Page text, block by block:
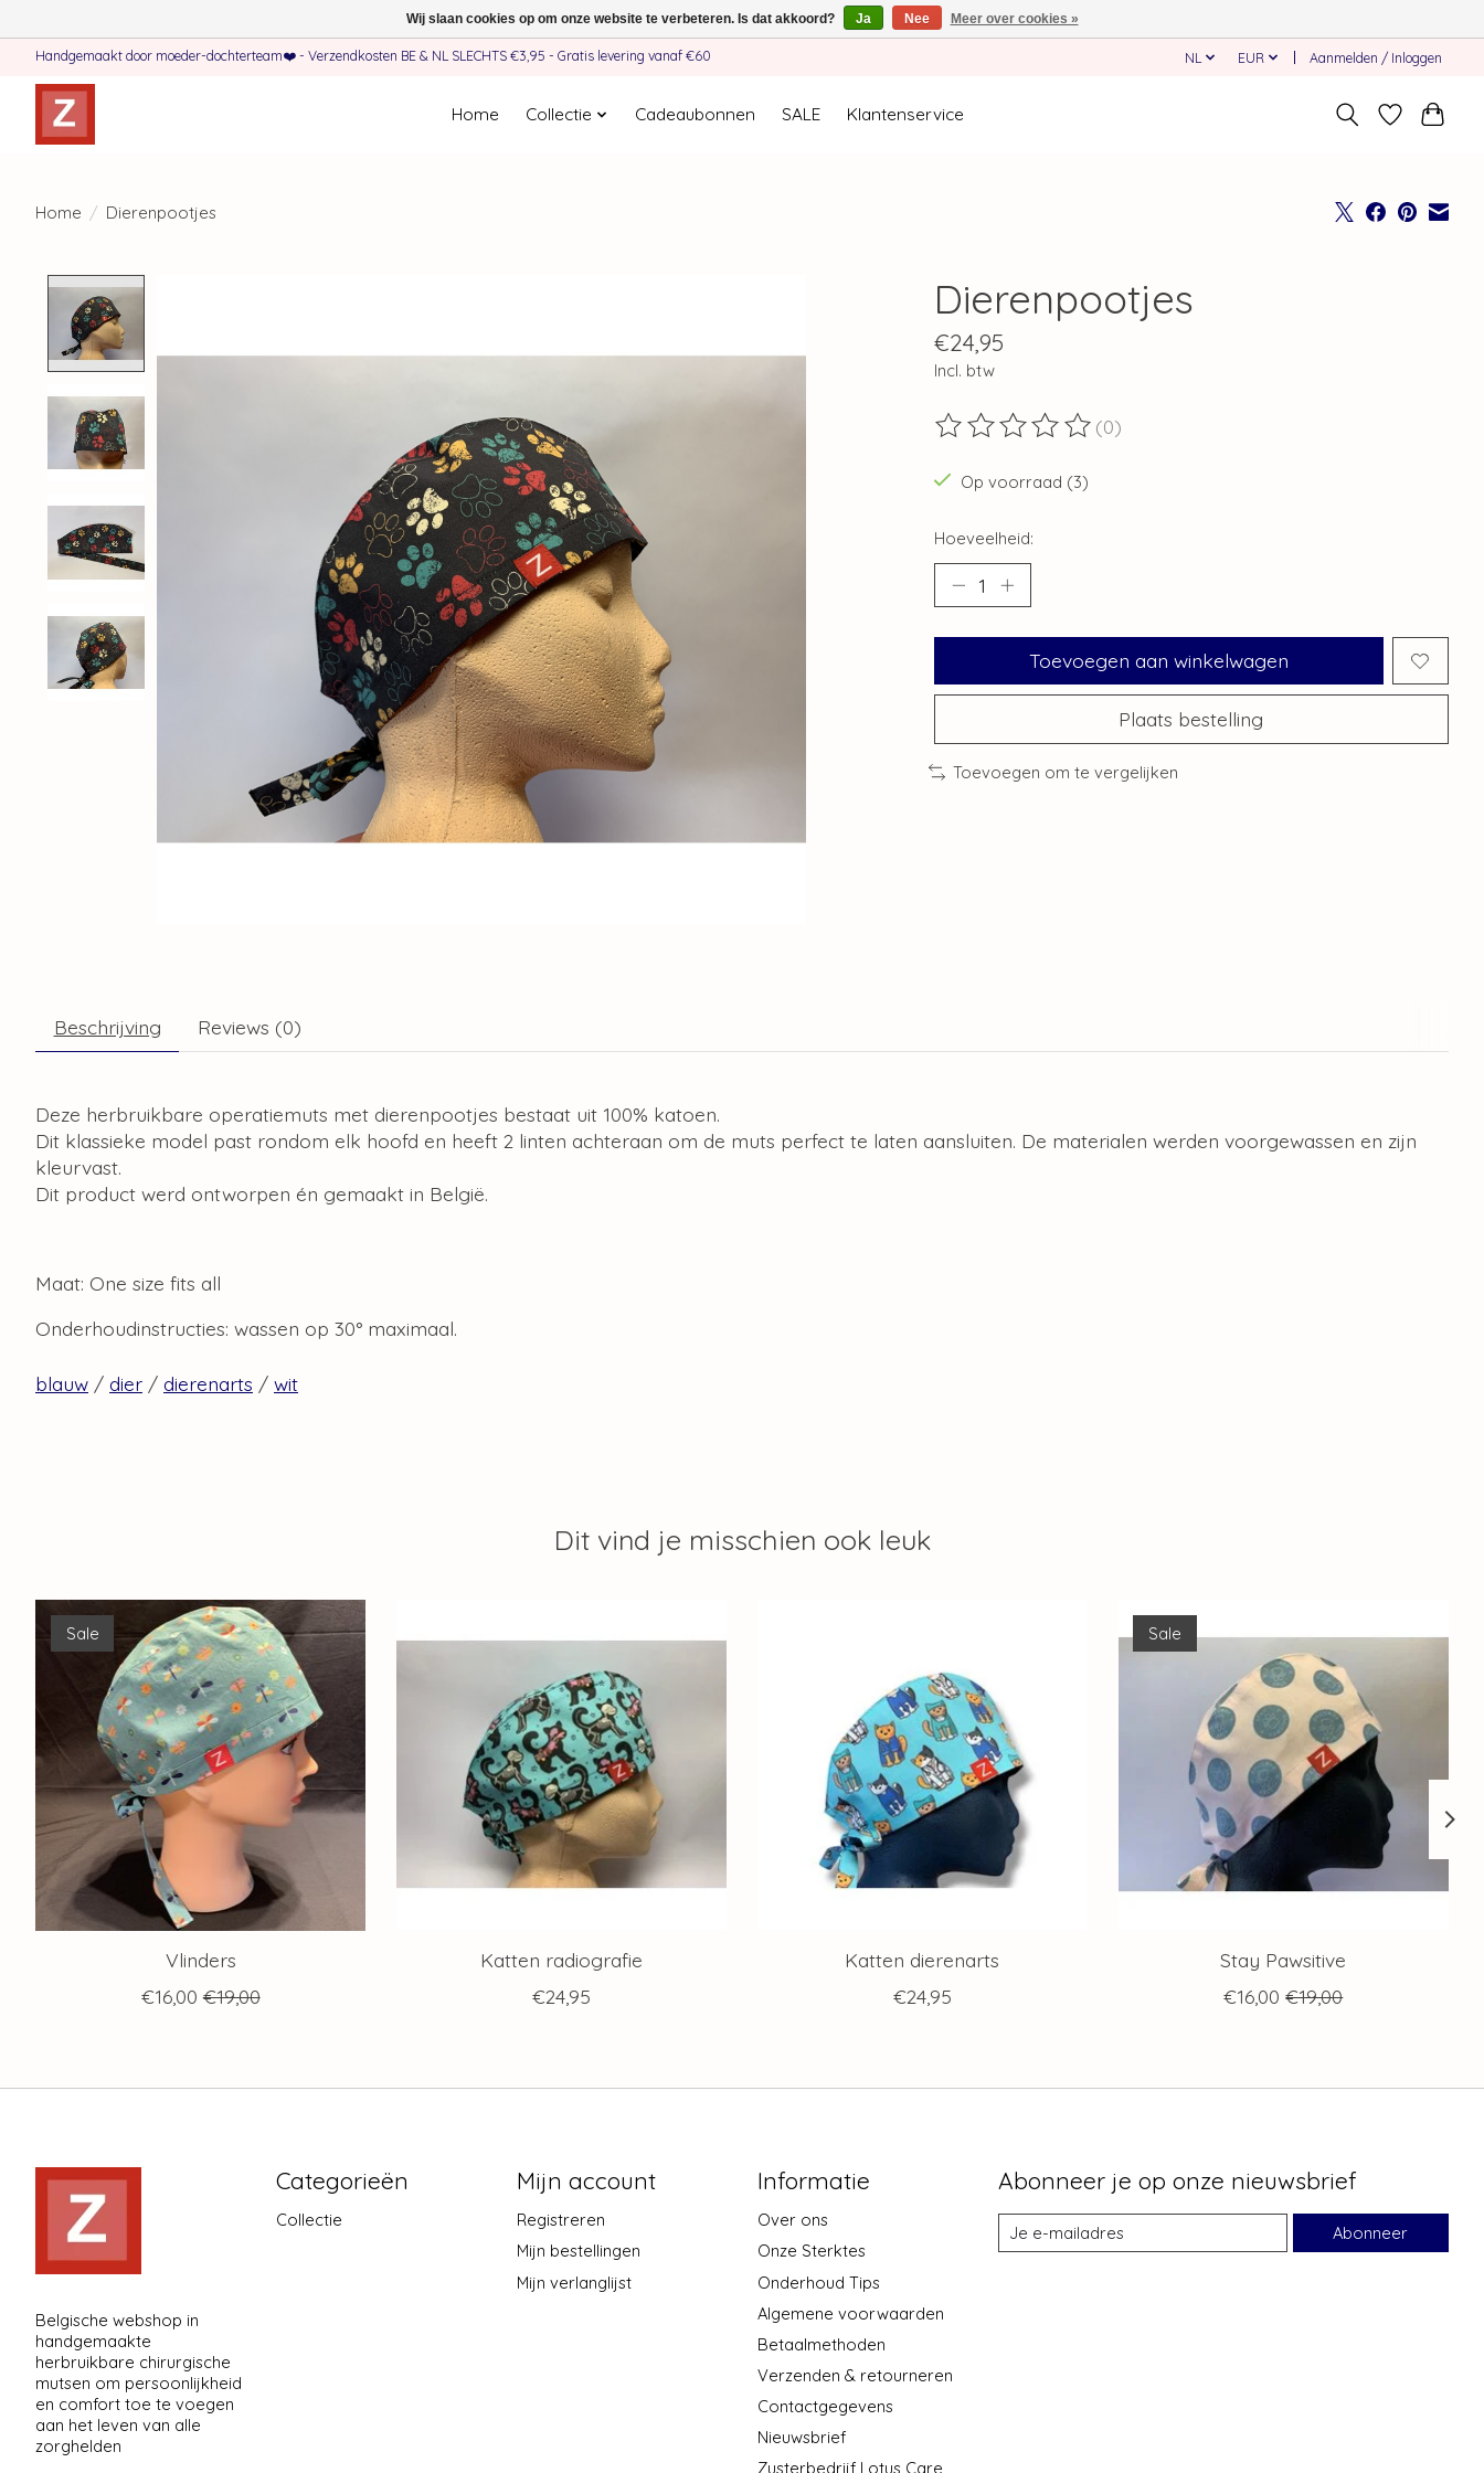
Handgemaakt door moeder-dochterteam❤️ - Verzendkosten BE & NL SLECHTS €3,95 - Gratis levering vanaf €60 NL EUR Aanmelden / Inloggen
Home Collectie Cadeaubonnen SALE Klantenservice
Home / Dierenpootjes
Dierenpootjes
€24,95
Incl. btw
De beoordeling van dit product is
(0)
Op voorraad (3)
Hoeveelheid:
Toevoegen aan winkelwagen
Plaats bestelling
Toevoegen om te vergelijken
Beschrijving Reviews (0)
Deze herbruikbare operatiemuts met dierenpootjes bestaat uit 100% katoen.
Dit klassieke model past rondom elk hoofd en heeft 2 linten achteraan om de muts perfect te laten aansluiten. De materialen werden voorgewassen en zijn
kleurvast.
Dit product werd ontworpen én gemaakt in België.
Maat: One size fits all
Onderhoudinstructies: wassen op 30° maximaal.
blauw / dier / dierenarts / wit
Dit vind je misschien ook leuk
Items van productcarrousel
Sale
Vlinders
€16,00 €19,00
Katten radiografie
€24,95
Katten dierenarts
€24,95
Sale
Stay Pawsitive
€16,00 €19,00
Belgische webshop in
handgemaakte
herbruikbare chirurgische
mutsen om persoonlijkheid
en comfort toe te voegen
aan het leven van alle
zorghelden
Categorieën
Collectie
Mijn account
Registreren
Mijn bestellingen
Mijn verlanglijst
Informatie
Over ons
Onze Sterktes
Onderhoud Tips
Algemene voorwaarden
Betaalmethoden
Verzenden & retourneren
Contactgegevens
Nieuwsbrief
Zusterbedrijf Lotus Care
Abonneer je op onze nieuwsbrief
Abonneer
Wij slaan cookies op om onze website te verbeteren. Is dat akkoord? Ja Nee Meer over cookies »